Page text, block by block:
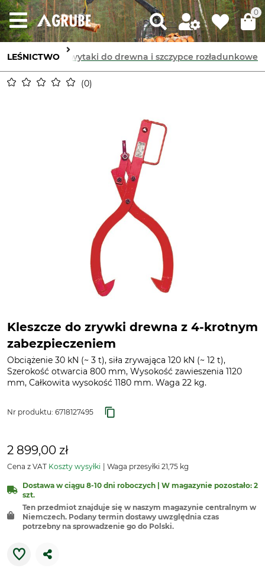
0
LEŚNICTWO
drewnaChwytaki do drewna i szczypce rozładunkowe
0
Kleszcze do zrywki drewna z 4-krotnym
zabezpieczeniem
Obciążenie 30 kN (~ 3 t), siła zrywająca 120 kN (~ 12 t),
Szerokość otwarcia 800 mm, Wysokość zawieszenia 1120
mm, Całkowita wysokość 1180 mm. Waga 22 kg.
Nr produktu: 6718127495
2 899,00 zł
Cena z VAT Koszty wysyłki Waga przesyłki 21,75 kg
Dostawa w ciągu 8-10 dni roboczych | W magazynie pozostało: 2
szt.
Ten przedmiot znajduje się w naszym magazynie centralnym w
Niemczech. Podany termin dostawy uwzględnia czas
potrzebny na sprowadzenie go do Polski.